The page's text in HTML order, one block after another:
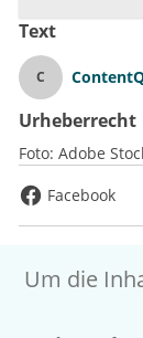
Text
C
Urheberrecht
Foto: Adobe
Facebook
Um die